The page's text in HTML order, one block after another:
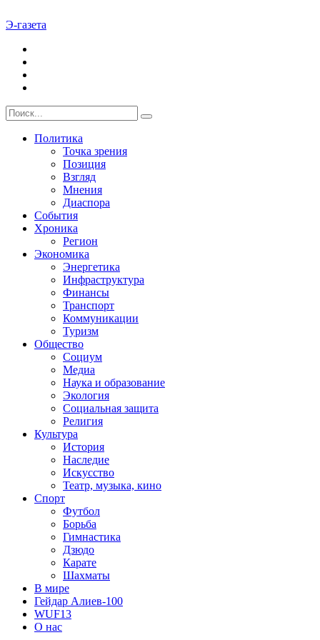
Э-газета
Политика
Точка зрения
Позиция
Взгляд
Мнения
Диаспора
События
Хроника
Регион
Экономика
Энергетика
Инфраструктура
Финансы
Транспорт
Коммуникации
Туризм
Общество
Социум
Медиа
Наука и образование
Экология
Социальная защита
Религия
Культура
История
Наследие
Искусство
Театр, музыка, кино
Спорт
Футбол
Борьба
Гимнастика
Дзюдо
Карате
Шахматы
В мире
Гейдар Алиев-100
WUF13
О нас